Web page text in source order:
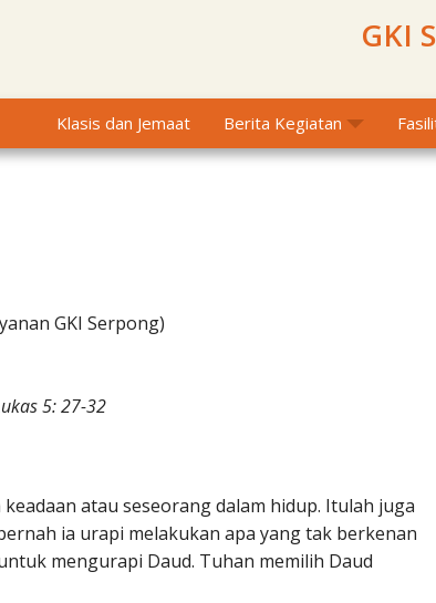
GKI
Klasis dan Jemaat Berita Kegiatan
GKI Serpong)
5: 27-32
atau seseorang dalam hidup. Itulah juga
ia urapi melakukan apa yang tak berkenan
mengurapi Daud. Tuhan memilih Daud